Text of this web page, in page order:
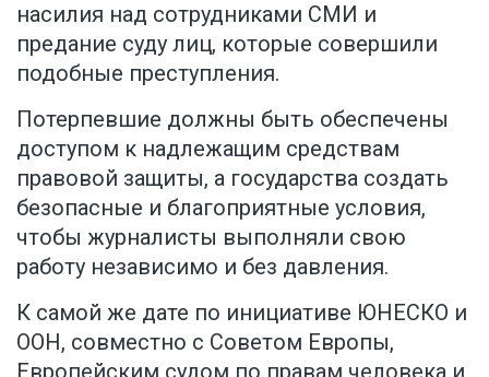
насилия над сотрудниками СМИ и
предание суду лиц, которые совершили
подобные преступления.
Потерпевшие должны быть обеспечены
доступом к надлежащим средствам
правовой защиты, а государства создать
безопасные и благоприятные условия,
чтобы журналисты выполняли свою
работу независимо и без давления.
К самой же дате по инициативе ЮНЕСКО и
ООН, совместно с Советом Европы,
Европейским судом по правам человека и